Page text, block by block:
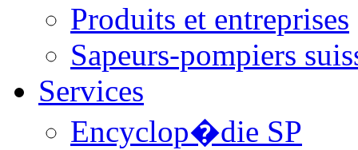
Produits et entreprises
Sapeurs-pompiers
Services
Encyclop�die SP